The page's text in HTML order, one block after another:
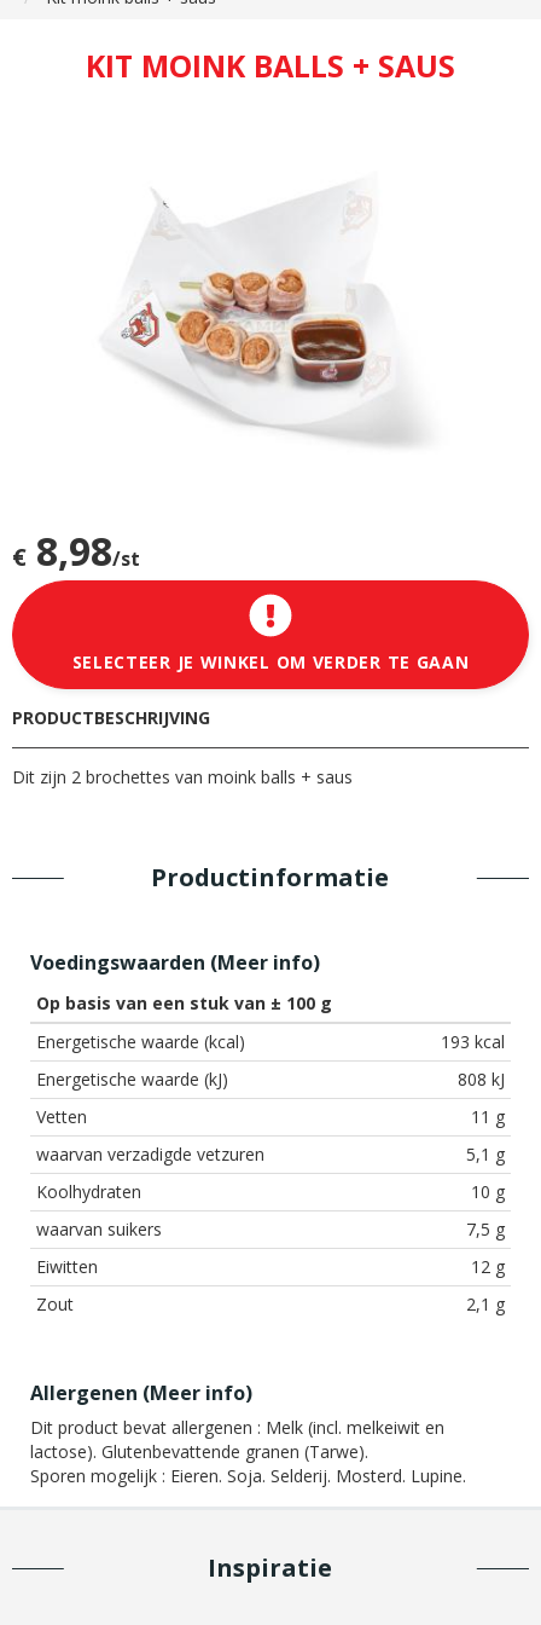
KIT MOINK BALLS + SAUS
€ 8,98/st
SELECTEER JE WINKEL OM VERDER TE GAAN
PRODUCTBESCHRIJVING
Dit zijn 2 brochettes van moink balls + saus
Productinformatie
Voedingswaarden (Meer info)
Op basis van een stuk van ± 100 g
Energetische waarde (kcal)
193 kcal
Energetische waarde (kJ)
808 kJ
Vetten
11 g
waarvan verzadigde vetzuren
5,1 g
Koolhydraten
10 g
waarvan suikers
7,5 g
Eiwitten
12 g
Zout
2,1 g
Allergenen (Meer info)
Dit product bevat allergenen : Melk (incl. melkeiwit en
lactose). Glutenbevattende granen (Tarwe).
Sporen mogelijk : Eieren. Soja. Selderij. Mosterd. Lupine.
Inspiratie